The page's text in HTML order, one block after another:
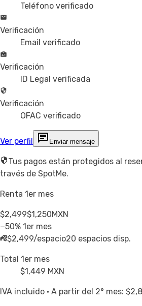
Teléfono verificado
Verificación
Email verificado
Verificación
ID Legal verificada
Verificación
OFAC verificado
Ver perfil Enviar mensaje
Tus pagos están protegidos al
través de SpotMe.
Renta 1er mes
$2,499$1,250MXN
−50% 1er mes
$2,499/espacio20 espacios disp.
Total 1er mes
$1,449 MXN
IVA incluido · A partir del 2° mes: